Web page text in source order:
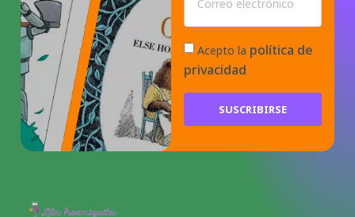
Acepto la política de
privacidad
SUSCRIBIRSE